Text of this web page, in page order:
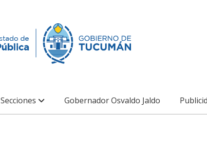
Secciones Gobernador Osvaldo Jaldo